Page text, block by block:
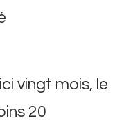
vingt mois, le
20